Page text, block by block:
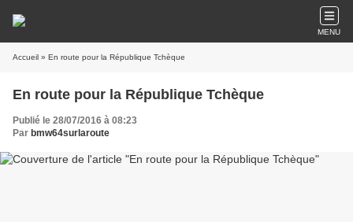
MENU
Accueil » En route pour la République Tchèque
En route pour la République Tchèque
Publié le 28/07/2016 à 08:23
Par bmw64surlaroute